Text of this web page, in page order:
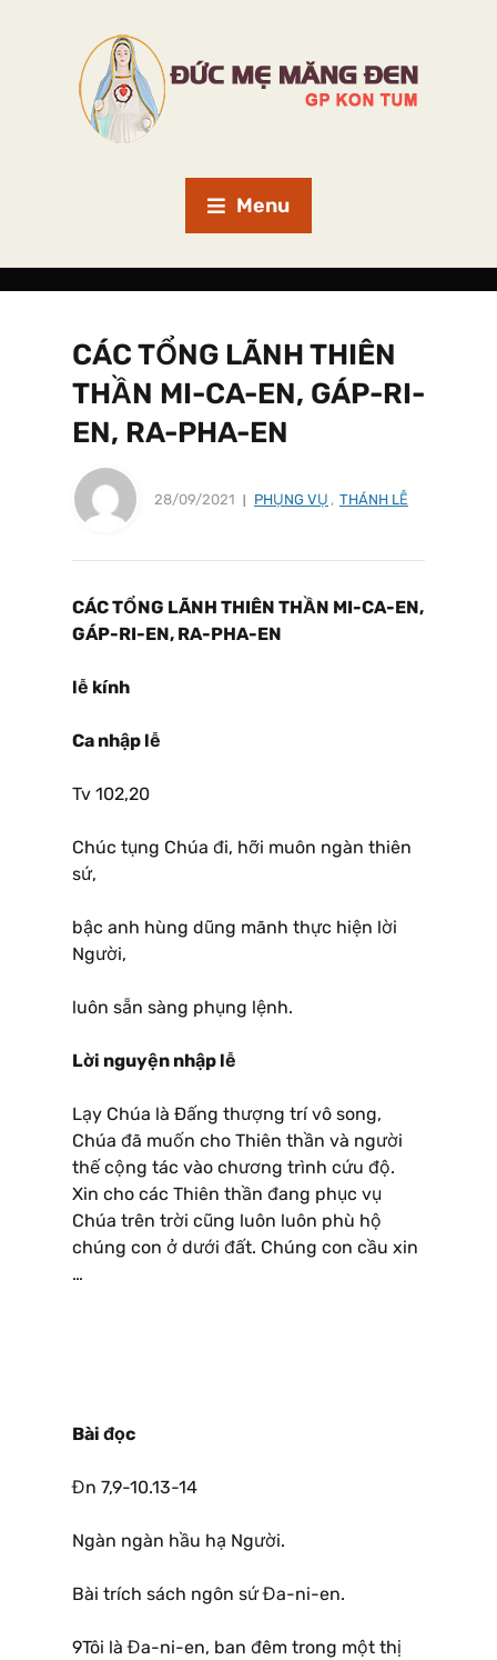
Menu
CÁC TỔNG LÃNH THIÊN
THẦN MI-CA-EN, GÁP-RI-
EN, RA-PHA-EN
28/09/2021 PHỤNG VỤ , THÁNH LỄ
CÁC TỔNG LÃNH THIÊN THẦN MI-CA-EN,
GÁP-RI-EN, RA-PHA-EN
lễ kính
Ca nhập lễ
Tv 102,20
Chúc tụng Chúa đi, hỡi muôn ngàn thiên
sứ,
bậc anh hùng dũng mãnh thực hiện lời
Người,
luôn sẵn sàng phụng lệnh.
Lời nguyện nhập lễ
Lạy Chúa là Ðấng thượng trí vô song,
Chúa đã muốn cho Thiên thần và người
thế cộng tác vào chương trình cứu độ.
Xin cho các Thiên thần đang phục vụ
Chúa trên trời cũng luôn luôn phù hộ
chúng con ở dưới đất. Chúng con cầu xin
…
Bài đọc
Đn 7,9-10.13-14
Ngàn ngàn hầu hạ Người.
Bài trích sách ngôn sứ Đa-ni-en.
9Tôi là Đa-ni-en, ban đêm trong một thị